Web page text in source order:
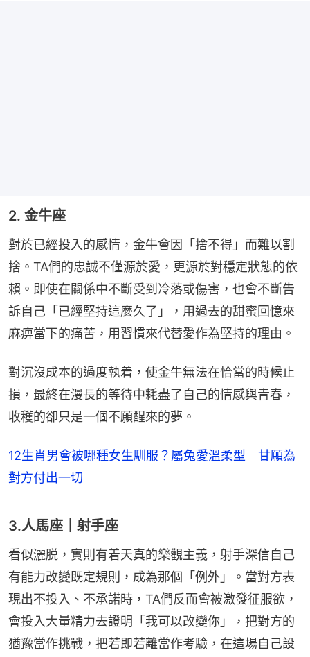
2. 金牛座
對於已經投入的感情，金牛會因「捨不得」而難以割
捨。TA們的忠誠不僅源於愛，更源於對穩定狀態的依
賴。即使在關係中不斷受到冷落或傷害，也會不斷告
訴自己「已經堅持這麼久了」，用過去的甜蜜回憶來
麻痹當下的痛苦，用習慣來代替愛作為堅持的理由。
對沉沒成本的過度執着，使金牛無法在恰當的時候止
損，最終在漫長的等待中耗盡了自己的情感與青春，
收穫的卻只是一個不願醒來的夢。
12生肖男會被哪種女生馴服？屬兔愛溫柔型 甘願為
對方付出一切
3.人馬座｜射手座
看似灑脱，實則有着天真的樂觀主義，射手深信自己
有能力改變既定規則，成為那個「例外」。當對方表
現出不投入、不承諾時，TA們反而會被激發征服欲，
會投入大量精力去證明「我可以改變你」，把對方的
猶豫當作挑戰，把若即若離當作考驗，在這場自己設